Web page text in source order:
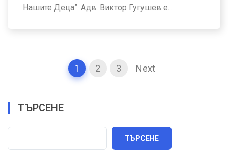
Нашите Деца”. Адв. Виктор Гугушев е...
1 2 3 Next
ТЪРСЕНЕ
ТЪРСЕНЕ